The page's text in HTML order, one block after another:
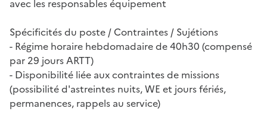
avec les responsables équipement
Spécificités du poste / Contraintes / Sujétions
- Régime horaire hebdomadaire de 40h30 (compensé
par 29 jours ARTT)
- Disponibilité liée aux contraintes de missions
(possibilité d'astreintes nuits, WE et jours fériés,
permanences, rappels au service)